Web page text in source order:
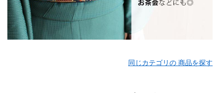
同じカテゴリの 商品を探す